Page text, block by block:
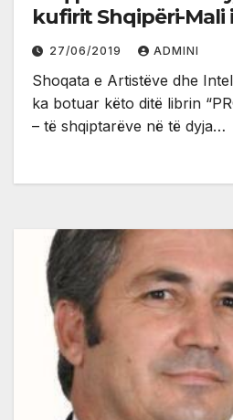
kufirit Shqipëri-Mali
i Hajrullah Hajdarit
27/06/2019 ADMINI
Shoqata e Artistëve dhe
ka botuar këto ditë librin
– të shqiptarëve në të dyja…